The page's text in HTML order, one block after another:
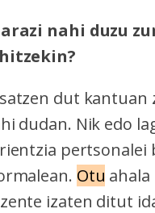
nahi duzu
dut kantuan
dudan. Nik edo
pertsonalei
Otu ahala
izaten ditut